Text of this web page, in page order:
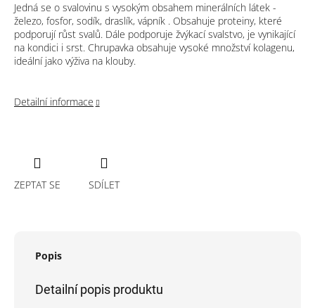
Jedná se o svalovinu s vysokým obsahem minerálních látek -
železo, fosfor, sodík, draslík, vápník . Obsahuje proteiny, které
podporují růst svalů. Dále podporuje žvýkací svalstvo, je vynikající
na kondici i srst. Chrupavka obsahuje vysoké množství kolagenu,
ideální jako výživa na klouby.
Detailní informace
ZEPTAT SE SDÍLET
Popis
Detailní popis produktu